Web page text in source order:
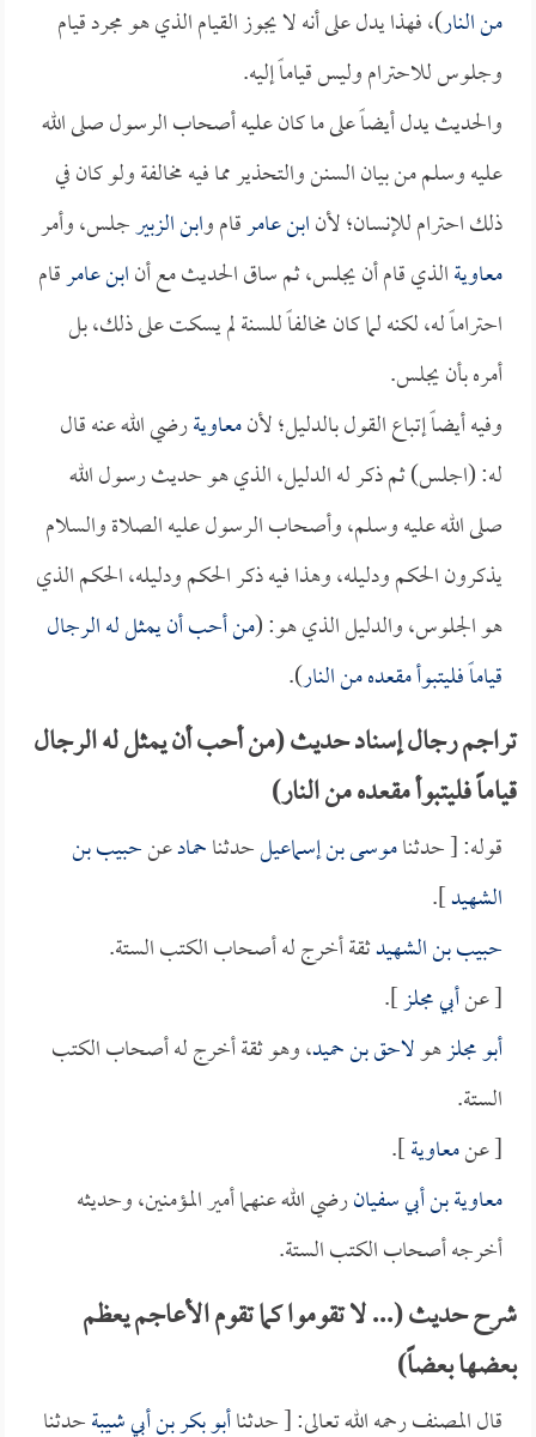
من النار)، فهذا يدل على أنه لا يجوز القيام الذي هو مجرد قيام
وجلوس للاحترام وليس قياماً إليه.
والحديث يدل أيضاً على ما كان عليه أصحاب الرسول صلى الله
عليه وسلم من بيان السنن والتحذير مما فيه مخالفة ولو كان في
ذلك احترام للإنسان؛ لأنابن عامرقام وابن الزبيرجلس، وأمر
معاويةالذي قام أن يجلس، ثم ساق الحديث مع أنابن عامرقام
احتراماً له، لكنه لما كان مخالفاً للسنة لم يسكت على ذلك، بل
أمره بأن يجلس.
وفيه أيضاً إتباع القول بالدليل؛ لأنمعاويةرضي الله عنه قال
له: (اجلس) ثم ذكر له الدليل، الذي هو حديث رسول الله
صلى الله عليه وسلم، وأصحاب الرسول عليه الصلاة والسلام
يذكرون الحكم ودليله، وهذا فيه ذكر الحكم ودليله، الحكم الذي
هو الجلوس، والدليل الذي هو: (من أحب أن يمثل له الرجال
قياماً فليتبوأ مقعده من النار).
تراجم رجال إسناد حديث (من أحب أن يمثل له الرجال
قياماً فليتبوأ مقعده من النار)
قوله: [ حدثناموسى بن إسماعيلحدثناحمادعنحبيب بن
الشهيد].
حبيب بن الشهيدثقة أخرج له أصحاب الكتب الستة.
[ عنأبي مجلز].
أبو مجلزهولاحق بن حميد، وهو ثقة أخرج له أصحاب الكتب
الستة.
[ عنمعاوية].
معاوية بن أبي سفيانرضي الله عنهما أمير المؤمنين، وحديثه
أخرجه أصحاب الكتب الستة.
شرح حديث (... لا تقوموا كما تقوم الأعاجم يعظم
بعضها بعضاً)
قال المصنف رحمه الله تعالى: [ حدثناأبو بكر بن أبي شيبةحدثنا